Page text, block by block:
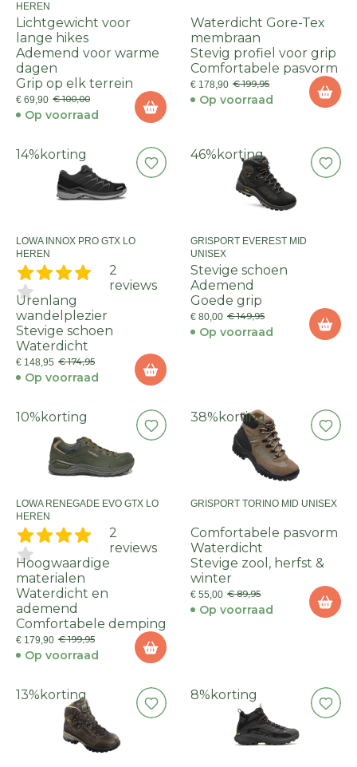
HEREN
Lichtgewicht voor
lange hikes
Ademend voor warme
dagen
Grip op elk terrein
€ 69,90 € 100,00
Op voorraad
Waterdicht Gore-Tex
membraan
Stevig profiel voor grip
Comfortabele pasvorm
€ 178,90 € 199,95
Op voorraad
14% korting
LOWA INNOX PRO GTX LO
HEREN
2
reviews
Urenlang
wandelplezier
Stevige schoen
Waterdicht
€ 148,95 € 174,95
Op voorraad
46% korting
GRISPORT EVEREST MID
UNISEX
Stevige schoen
Ademend
Goede grip
€ 80,00 € 149,95
Op voorraad
10% korting
LOWA RENEGADE EVO GTX LO
HEREN
2
reviews
Hoogwaardige
materialen
Waterdicht en
ademend
Comfortabele demping
€ 179,90 € 199,95
Op voorraad
38% korting
GRISPORT TORINO MID UNISEX
Comfortabele pasvorm
Waterdicht
Stevige zool, herfst &
winter
€ 55,00 € 89,95
Op voorraad
13% korting 8% korting